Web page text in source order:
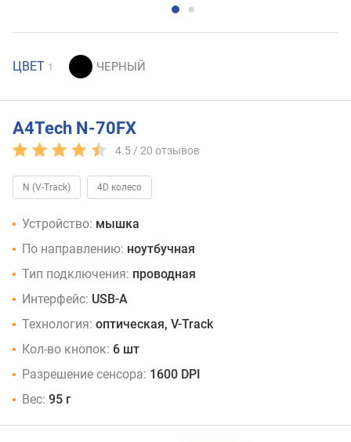
ЦВЕТ 1
A4Tech N-70FX
4.5 /20 отзывов
N (V-Track) 4D колесо
Устройство: мышка
По направлению: ноутбучная
Тип подключения: проводная
Интерфейс: USB-A
Технология: оптическая, V-Track
Кол-во кнопок: 6 шт
Разрешение сенсора: 1600 DPI
Вес: 95 г